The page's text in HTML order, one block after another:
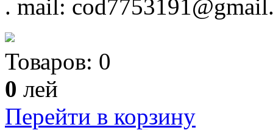
. mail:
Товаров: 0
0 лей
Перейти в корзину